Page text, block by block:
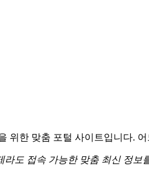
위한 맞춤 포털 사이트입니다.
라도 접속 가능한 맞춤 최신 정보